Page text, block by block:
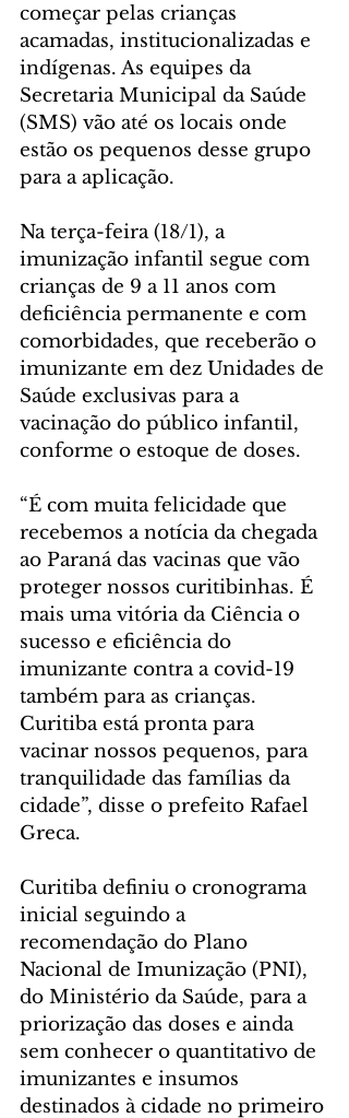
começar pelas crianças
acamadas, institucionalizadas e
indígenas. As equipes da
Secretaria Municipal da Saúde
(SMS) vão até os locais onde
estão os pequenos desse grupo
para a aplicação.
Na terça-feira (18/1), a
imunização infantil segue com
crianças de 9 a 11 anos com
deficiência permanente e com
comorbidades, que receberão o
imunizante em dez Unidades de
Saúde exclusivas para a
vacinação do público infantil,
conforme o estoque de doses.
“É com muita felicidade que
recebemos a notícia da chegada
ao Paraná das vacinas que vão
proteger nossos curitibinhas. É
mais uma vitória da Ciência o
sucesso e eficiência do
imunizante contra a covid-19
também para as crianças.
Curitiba está pronta para
vacinar nossos pequenos, para
tranquilidade das famílias da
cidade”, disse o prefeito Rafael
Greca.
Curitiba definiu o cronograma
inicial seguindo a
recomendação do Plano
Nacional de Imunização (PNI),
do Ministério da Saúde, para a
priorização das doses e ainda
sem conhecer o quantitativo de
imunizantes e insumos
destinados à cidade no primeiro